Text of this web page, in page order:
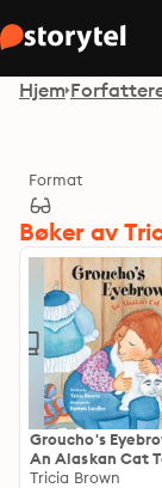
Hjem
Format
Bøker av
Groucho's
An Alaskan Cat
Tricia Brown